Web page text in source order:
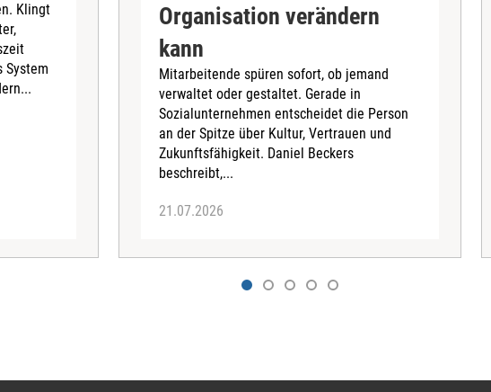
Klingt
System
Organisation verändern
kann
Mitarbeitende spüren sofort, ob jemand
verwaltet oder gestaltet. Gerade in
Sozialunternehmen entscheidet die Person
an der Spitze über Kultur, Vertrauen und
Zukunftsfähigkeit. Daniel Beckers
beschreibt,...
21.07.2026